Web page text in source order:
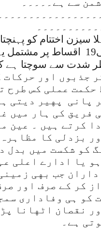
سے ہے۔۔۔۔۔
سیزن اختتام کو
اقساط پر مشتمل
شدت سے سوچتا ہے
جذبوں اور حرکات
حکمت عملی کس طرح
پانی پهیر دیتی
فریق کی ہار میں
کرتے ہیں ۔ عین
بزدلی کا
کو شکست میں بدل
یا ادارے اعلی
داران جب بهی
کر کے صرف اور
کو ہی وفاداری
نقصان اٹهانا
ہے۔